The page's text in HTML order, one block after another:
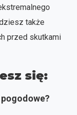
także
przed skutkami
się: